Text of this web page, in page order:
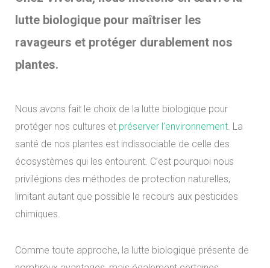
lutte biologique pour maîtriser les
ravageurs et protéger durablement nos
plantes.
Nous avons fait le choix de la lutte biologique pour
protéger nos cultures et préserver l’environnement . La
santé de nos plantes est indissociable de celle des
écosystèmes qui les entourent. C’est pourquoi nous
privilégions des méthodes de protection naturelles,
limitant autant que possible le recours aux pesticides
chimiques.
Comme toute approche, la lutte biologique présente de